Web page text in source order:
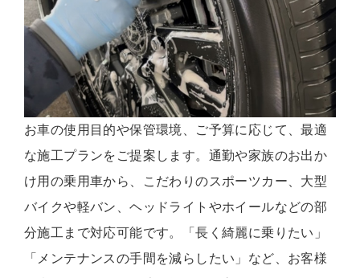
お車の使用目的や保管環境、ご予算に応じて、最適
な施工プランをご提案します。通勤や家族のお出か
け用の乗用車から、こだわりのスポーツカー、大型
バイクや軽バン、ヘッドライトやホイールなどの部
分施工まで対応可能です。「長く綺麗に乗りたい」
「メンテナンスの手間を減らしたい」など、お客様